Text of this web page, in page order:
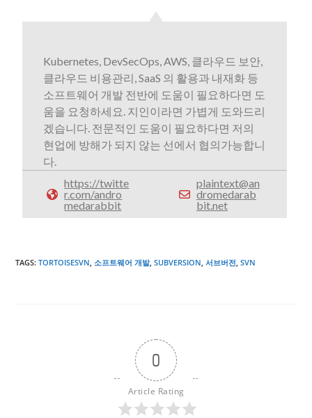
Kubernetes, DevSecOps, AWS, 클라우드 보안,
클라우드 비용관리, SaaS 의 활용과 내재화 등
소프트웨어 개발 전반에 도움이 필요하다면 도
움을 요청하세요. 지인이라면 가볍게 도와드리
겠습니다. 전문적인 도움이 필요하다면 저의
현업에 방해가 되지 않는 선에서 협의가능합니
다.
https://twitte
r.com/andro
medarabbit
plaintext@an
dromedarab
bit.net
TAGS:TORTOISESVN, 소프트웨어 개발, SUBVERSION, 서브버전, SVN
0
Article Rating